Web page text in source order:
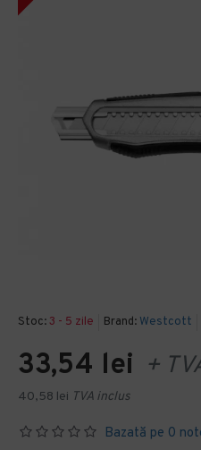
Stoc: 3 - 5 zile Brand: Westcott
Bazată pe 0
33,54 lei +
40,58 lei TVA inclus